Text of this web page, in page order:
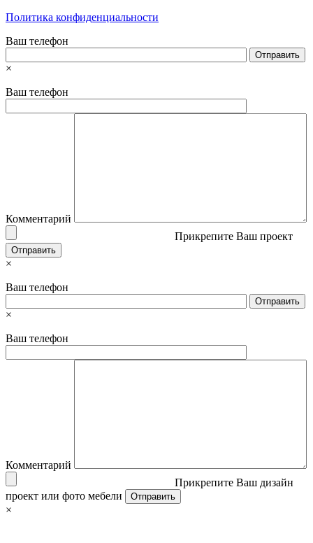
Политика конфиденциальности
Ваш телефон
×
Ваш телефон
Комментарий
Прикрепите Ваш проект
×
Ваш телефон
×
Ваш телефон
Комментарий
Прикрепите Ваш дизайн
проект или фото мебели
×